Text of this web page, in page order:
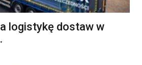
logistykę dostaw w